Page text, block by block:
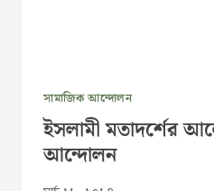
সামাজিক আন্দোলন
ইসলামী মতাদর্শের
আন্দোলন